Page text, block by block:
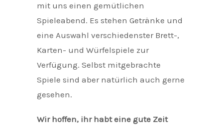
mit uns einen gemütlichen
Spieleabend. Es stehen Getränke und
eine Auswahl verschiedenster Brett-,
Karten- und Würfelspiele zur
Verfügung. Selbst mitgebrachte
Spiele sind aber natürlich auch gerne
gesehen.
Wir hoffen, ihr habt eine gute Zeit